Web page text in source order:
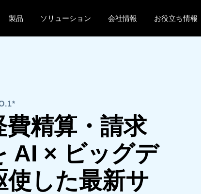
製品
ソリューション 会社情報 お役立ち情報
México (Español)
Brasil (Português)
費精算・請求
AI × ビッグデ
使した最新サ